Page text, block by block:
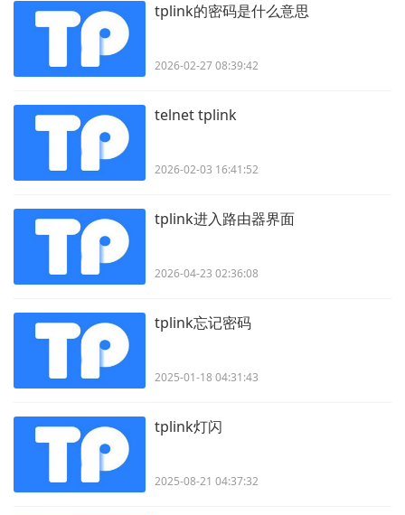
tplink的密码是什么意思
2026-02-27 08:39:42
telnet tplink
2026-02-03 16:41:52
tplink进入路由器界面
2026-04-23 02:36:08
tplink忘记密码
2025-01-18 04:31:43
tplink灯闪
2025-08-21 04:37:32